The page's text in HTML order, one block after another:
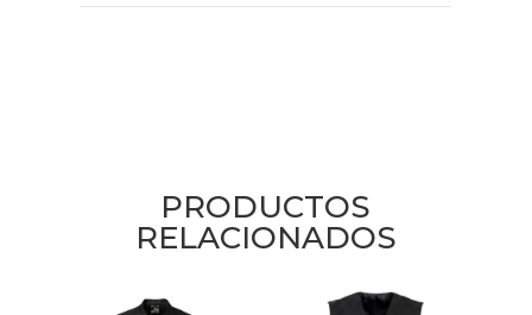
PRODUCTOS
RELACIONADOS